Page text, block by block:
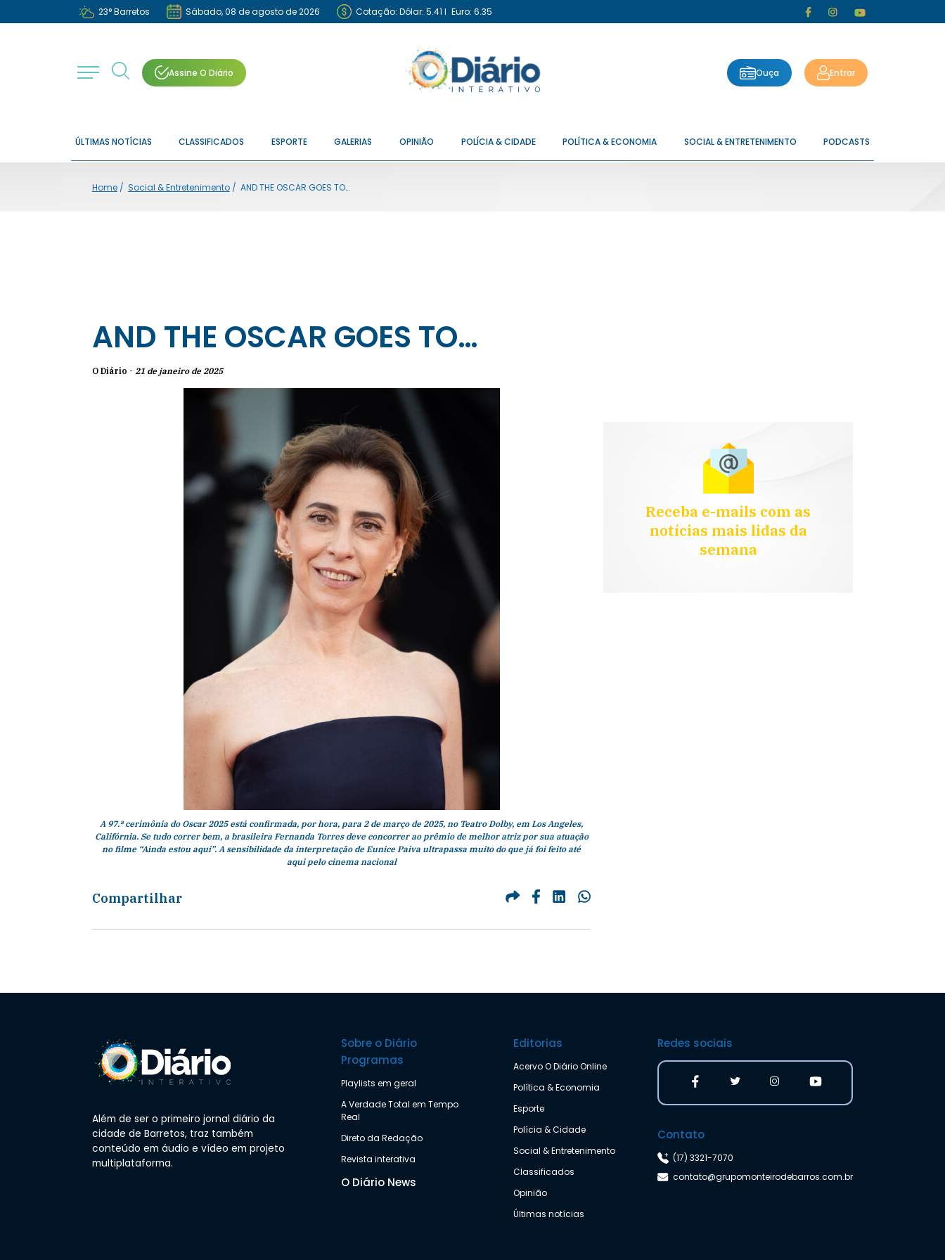
23°Barretos Sábado, 08 de agosto de 2026 Cotação: Dólar: 5.41 I Euro: 6.35
Assine O Diário Ouça Entrar
ÚLTIMAS NOTÍCIAS CLASSIFICADOS ESPORTE GALERIAS OPINIÃO POLÍCIA & CIDADE POLÍTICA & ECONOMIA SOCIAL & ENTRETENIMENTO PODCASTS
Home/ Social & Entretenimento/ AND THE OSCAR GOES TO…
AND THE OSCAR GOES TO…
O Diário - 21 de janeiro de 2025
A 97.ª cerimônia do Oscar 2025 está confirmada, por hora, para 2 de março de 2025, no Teatro Dolby, em Los Angeles,
Califórnia. Se tudo correr bem, a brasileira Fernanda Torres deve concorrer ao prêmio de melhor atriz por sua atuação
no filme “Ainda estou aqui”. A sensibilidade da interpretação de Eunice Paiva ultrapassa muito do que já foi feito até
aqui pelo cinema nacional
Compartilhar
Receba e-mails com as
notícias mais lidas da
semana
Além de ser o primeiro jornal diário da
cidade de Barretos, traz também
conteúdo em áudio e vídeo em projeto
multiplataforma.
Sobre o Diário
Programas
Playlists em geral
A Verdade Total em Tempo
Real
Direto da Redação
Revista interativa
O Diário News
Editorias
Acervo O Diário Online
Política & Economia
Esporte
Polícia & Cidade
Social & Entretenimento
Classificados
Opinião
Últimas notícias
Redes sociais
Contato
(17) 3321-7070
contato@grupomonteirodebarros.com.br